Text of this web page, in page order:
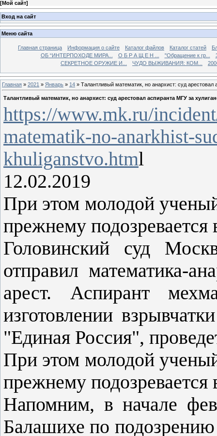
[Мой сайт]
Вход на сайт
Меню сайта
Главная страница Информация о сайте Каталог файлов Каталог статей
ОБ “ИНТЕРПОХОДЕ МИРА...
О Б Р А Щ Е Н ... "Обращение к гр...
СЕКРЕТНОЕ ОРУЖИЕ И...
ЧУДО ВЫЖИВАНИЯ: КОМ...
Главная » 2021 » Январь » 14 » Талантливый математик, но анархист: суд арестовал
Талантливый математик, но анархист: суд арестовал аспиранта МГУ за
https://www.mk.ru/
matematik-no-anarkhist-
khuliganstvo.html
12.02.2019
При этом молодой
прежнему подозревается
Головинский суд
отправил математика-
арест. Аспирант
изготовлении
"Единая Россия",
При этом молодой
прежнему подозревается
Напомним, в начале
Балашихе по подозрению